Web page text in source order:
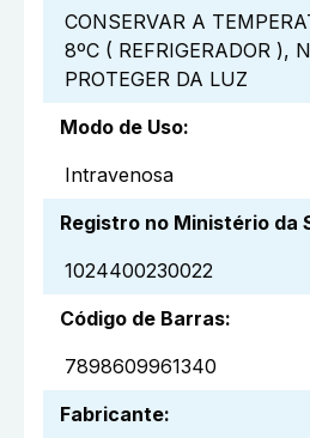
CONSERVAR A
8ºC ( REFRIGERADOR ),
PROTEGER DA LUZ
Modo de Uso:
Intravenosa
Registro no Ministério da
1024400230022
Código de Barras:
7898609961340
Fabricante: